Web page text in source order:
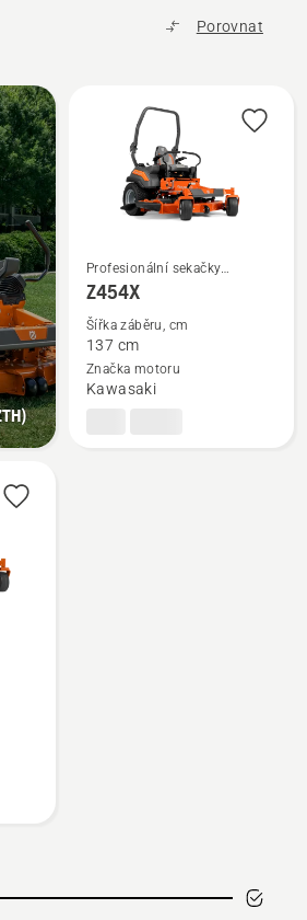
v nejrůznějších typech oblastí
výsledky.
Porovnat
Zobrazit
více
informací
Z454X
Profesionální sekačky
s nulovým poloměrem otáčení
Z454X
Šířka záběru, cm
137 cm
Značka motoru
Kawasaki